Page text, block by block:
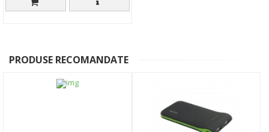
PRODUSE RECOMANDATE